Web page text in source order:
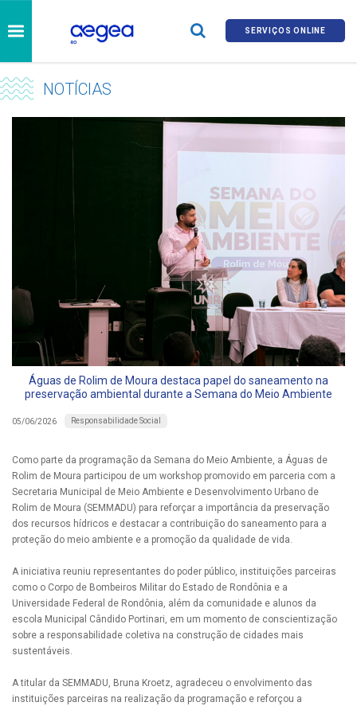
SERVIÇOS ONLINE
NOTÍCIAS
Águas de Rolim de Moura destaca papel do saneamento na
preservação ambiental durante a Semana do Meio Ambiente
05/06/2026 Responsabilidade Social
Como parte da programação da Semana do Meio Ambiente, a Águas de
Rolim de Moura participou de um workshop promovido em parceria com a
Secretaria Municipal de Meio Ambiente e Desenvolvimento Urbano de
Rolim de Moura (SEMMADU) para reforçar a importância da preservação
dos recursos hídricos e destacar a contribuição do saneamento para a
proteção do meio ambiente e a promoção da qualidade de vida.
A iniciativa reuniu representantes do poder público, instituições parceiras
como o Corpo de Bombeiros Militar do Estado de Rondônia e a
Universidade Federal de Rondônia, além da comunidade e alunos da
escola Municipal Cândido Portinari, em um momento de conscientização
sobre a responsabilidade coletiva na construção de cidades mais
sustentáveis.
A titular da SEMMADU, Bruna Kroetz, agradeceu o envolvimento das
instituições parceiras na realização da programação e reforçou a